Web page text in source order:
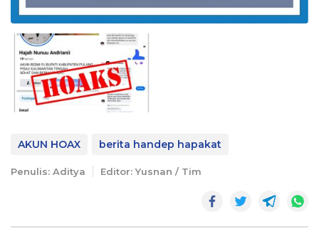
AKUN HOAX berita handep hapakat
Penulis: Aditya Editor: Yusnan / Tim